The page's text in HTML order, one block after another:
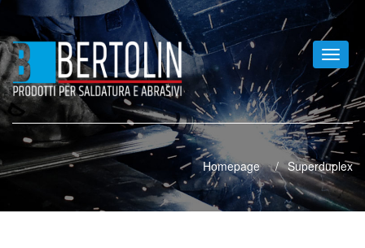
Toggle
Homepage Superduplex